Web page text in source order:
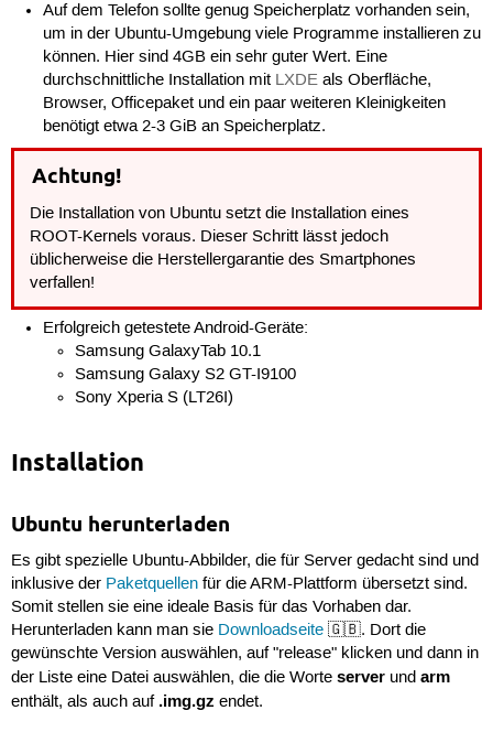
Auf dem Telefon sollte genug Speicherplatz vorhanden sein,
um in der Ubuntu-Umgebung viele Programme installieren zu
können. Hier sind 4GB ein sehr guter Wert. Eine
durchschnittliche Installation mit LXDE als Oberfläche,
Browser, Officepaket und ein paar weiteren Kleinigkeiten
benötigt etwa 2-3 GiB an Speicherplatz.
Achtung!
Die Installation von Ubuntu setzt die Installation eines
ROOT-Kernels voraus. Dieser Schritt lässt jedoch
üblicherweise die Herstellergarantie des Smartphones
verfallen!
Erfolgreich getestete Android-Geräte:
Samsung GalaxyTab 10.1
Samsung Galaxy S2 GT-I9100
Sony Xperia S (LT26I)
Installation
Ubuntu herunterladen
Es gibt spezielle Ubuntu-Abbilder, die für Server gedacht sind und
inklusive der Paketquellenfür die ARM-Plattform übersetzt sind.
Somit stellen sie eine ideale Basis für das Vorhaben dar.
Herunterladen kann man sie Downloadseite🇬🇧. Dort die
gewünschte Version auswählen, auf "release" klicken und dann in
der Liste eine Datei auswählen, die die Worte serverund arm
enthält, als auch auf .img.gz endet.